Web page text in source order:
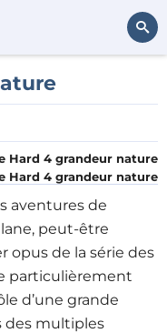
Hard 4 grandeur nature
aventures de
peut-être
opus de la série des
particulièrement
d’une grande
des multiples